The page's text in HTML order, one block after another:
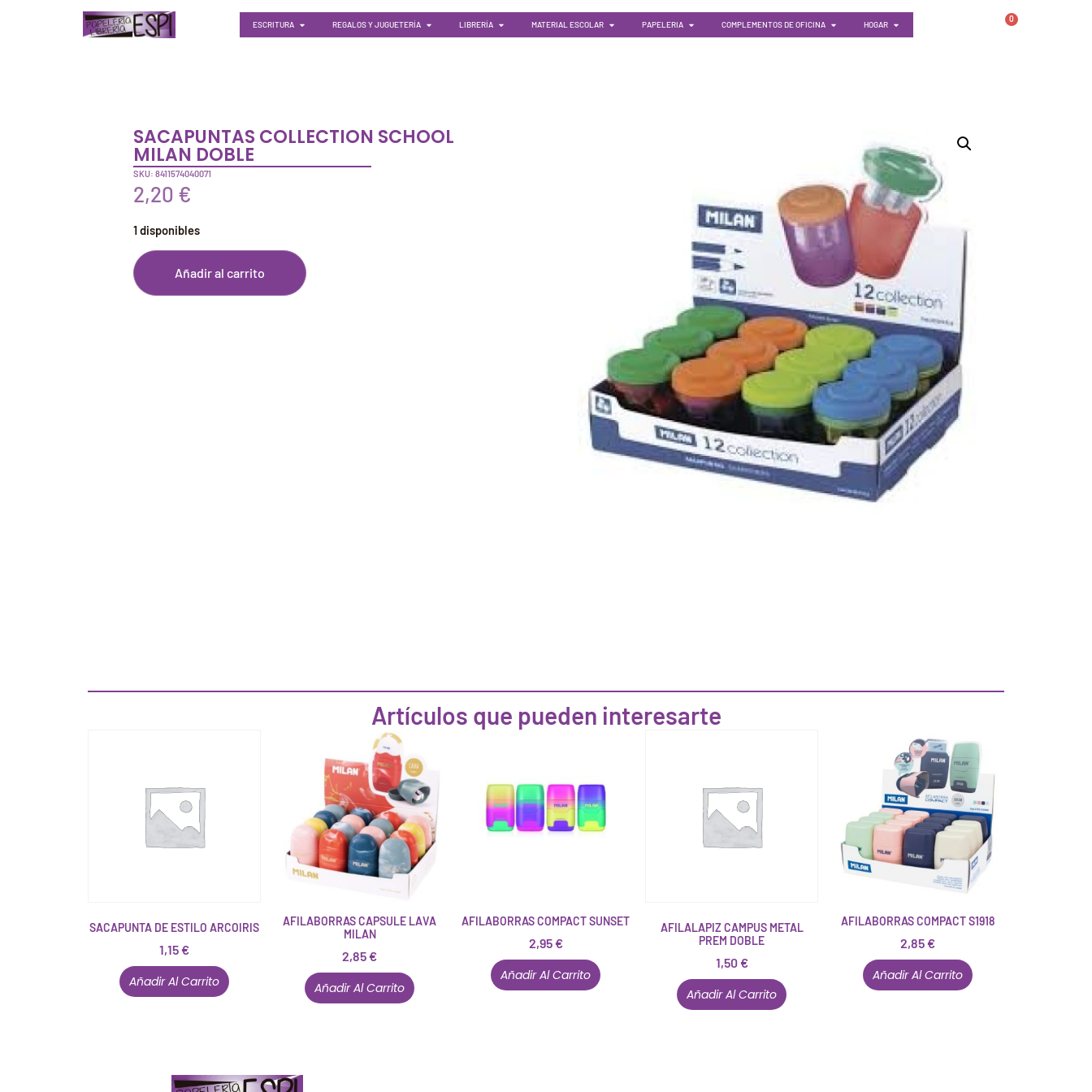
ESCRITURA REGALOS Y JUGUETERÍA LIBRERÍA MATERIAL ESCOLAR PAPELERIA COMPLEMENTOS DE OFICINA HOGAR
0
SACAPUNTAS COLLECTION SCHOOL
MILAN DOBLE
SKU: 8411574040071
2,20 €
1 disponibles
Añadir al carrito
Artículos que pueden interesarte
SACAPUNTA DE ESTILO ARCOIRIS
1,15 €
Añadir Al Carrito
AFILABORRAS CAPSULE LAVA
MILAN
2,85 €
Añadir Al Carrito
AFILABORRAS COMPACT SUNSET
2,95 €
Añadir Al Carrito
AFILALAPIZ CAMPUS METAL
PREM DOBLE
1,50 €
Añadir Al Carrito
AFILABORRAS COMPACT S1918
2,85 €
Añadir Al Carrito